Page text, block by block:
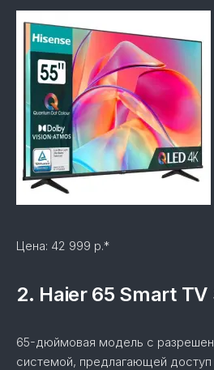
Цена: 42 999 р.*
2. Haier 65 Smart TV
65-дюймовая модель с
системой, предлагающей